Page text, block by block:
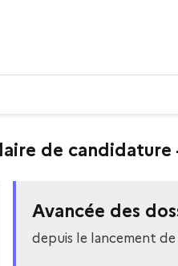
de
Avancée des
depuis le lancement de